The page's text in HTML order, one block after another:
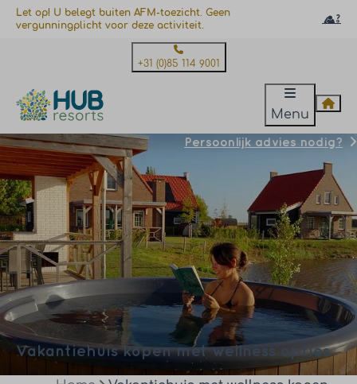
Let op! U belegt buiten AFM-toezicht. Geen
vergunningplicht voor deze activiteit.
+31 (0)85 114 9001
Menu
Vakantiehuis kopen met wellness opties
Persoonlijk advies nodig?